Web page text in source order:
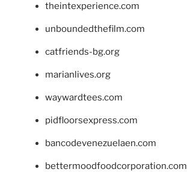
theintexperience.com
unboundedthefilm.com
catfriends-bg.org
marianlives.org
waywardtees.com
pidfloorsexpress.com
bancodevenezuelaen.com
bettermoodfoodcorporation.com